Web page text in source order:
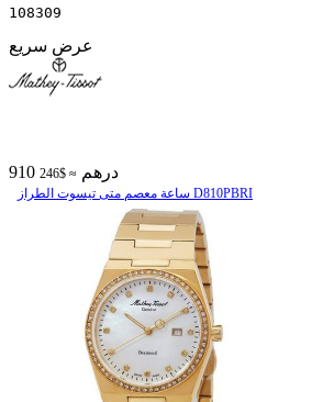
108309
عرض سريع
910 درهم ≈ $246
ساعة معصم متی تیسوت الطراز D810PBRI